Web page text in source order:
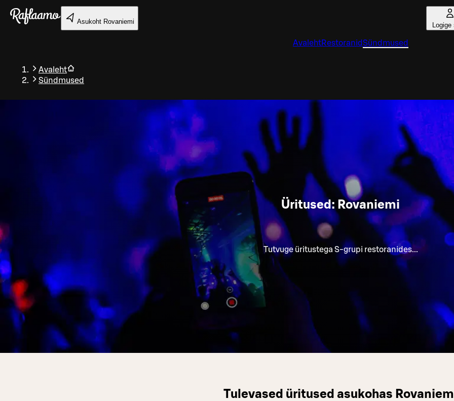
Liigu peamise sisu juurde
Asukoht Rovaniemi
AvalehtRestoranidSündmused
Avaleht
Sündmused
Üritused: Rovaniemi
Tutvuge üritustega S-grupi restoranides...
Tulevased üritused asukohas